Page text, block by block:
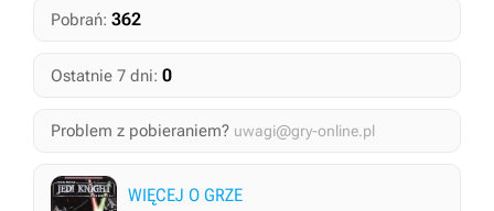
Pobrań: 362
Ostatnie 7 dni: 0
Problem z pobieraniem? uwagi@gry-online.pl
WIĘCEJ O GRZE